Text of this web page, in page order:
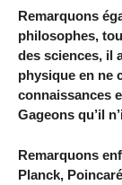
Remarquons
philosophes,
des sciences, il
physique en ne
connaissances
Gageons qu’il
Remarquons
Planck,